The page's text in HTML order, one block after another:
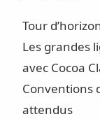
Tour
Les grandes
avec Cocoa
Conventions
attendus